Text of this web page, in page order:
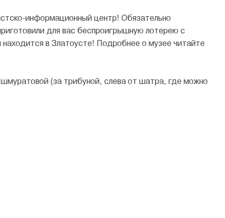
информационный центр! Обязательно
для вас беспроигрышную лотерею с
в Златоусте! Подробнее о музее читайте
(за трибуной, слева от шатра, где можно